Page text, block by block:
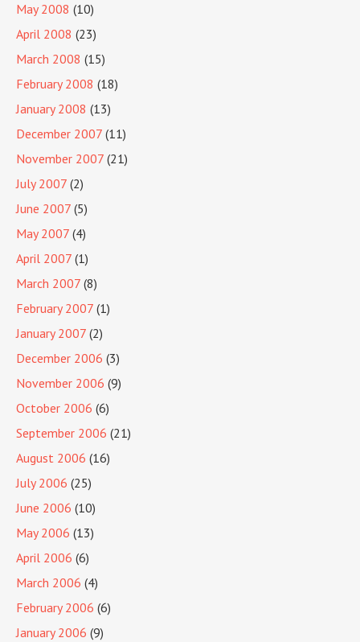
May 2008 (10)
April 2008 (23)
March 2008 (15)
February 2008 (18)
January 2008 (13)
December 2007 (11)
November 2007 (21)
July 2007 (2)
June 2007 (5)
May 2007 (4)
April 2007 (1)
March 2007 (8)
February 2007 (1)
January 2007 (2)
December 2006 (3)
November 2006 (9)
October 2006 (6)
September 2006 (21)
August 2006 (16)
July 2006 (25)
June 2006 (10)
May 2006 (13)
April 2006 (6)
March 2006 (4)
February 2006 (6)
January 2006 (9)